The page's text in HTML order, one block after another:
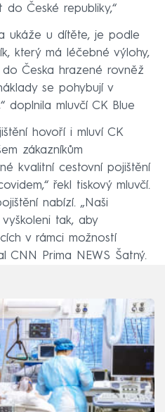
České republiky,“
ukáže u dítěte, je podle
který má léčebné výlohy,
Česka hrazené rovněž
se pohybují v
doplnila mluvčí CK Blue
hovoří i mluví CK
zákazníkům
kvalitní cestovní pojištění
řekl tiskový mluvčí.
nabízí. „Naši
tak, aby
v rámci možností
CNN Prima NEWS Šatný.